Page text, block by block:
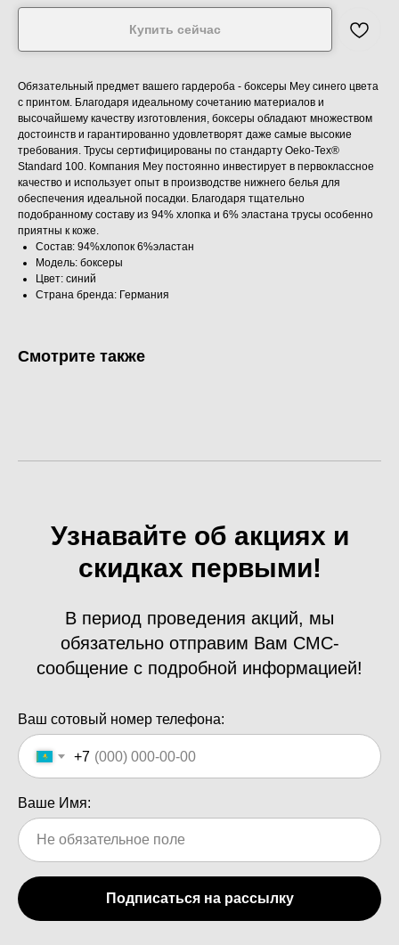
Купить сейчас
Обязательный предмет вашего гардероба - боксеры Mey синего цвета
с принтом. Благодаря идеальному сочетанию материалов и
высочайшему качеству изготовления, боксеры обладают множеством
достоинств и гарантированно удовлетворят даже самые высокие
требования. Трусы сертифицированы по стандарту Oeko-Tex®
Standard 100. Компания Mey постоянно инвестирует в первоклассное
качество и использует опыт в производстве нижнего белья для
обеспечения идеальной посадки. Благодаря тщательно
подобранному составу из 94% хлопка и 6% эластана трусы особенно
приятны к коже.
Состав: 94%хлопок 6%эластан
Модель: боксеры
Цвет: синий
Страна бренда: Германия
Смотрите также
Узнавайте об акциях и
скидках первыми!
В период проведения акций, мы
обязательно отправим Вам СМС-
сообщение с подробной информацией!
Ваш сотовый номер телефона:
+7
Ваше Имя:
Подписаться на рассылку